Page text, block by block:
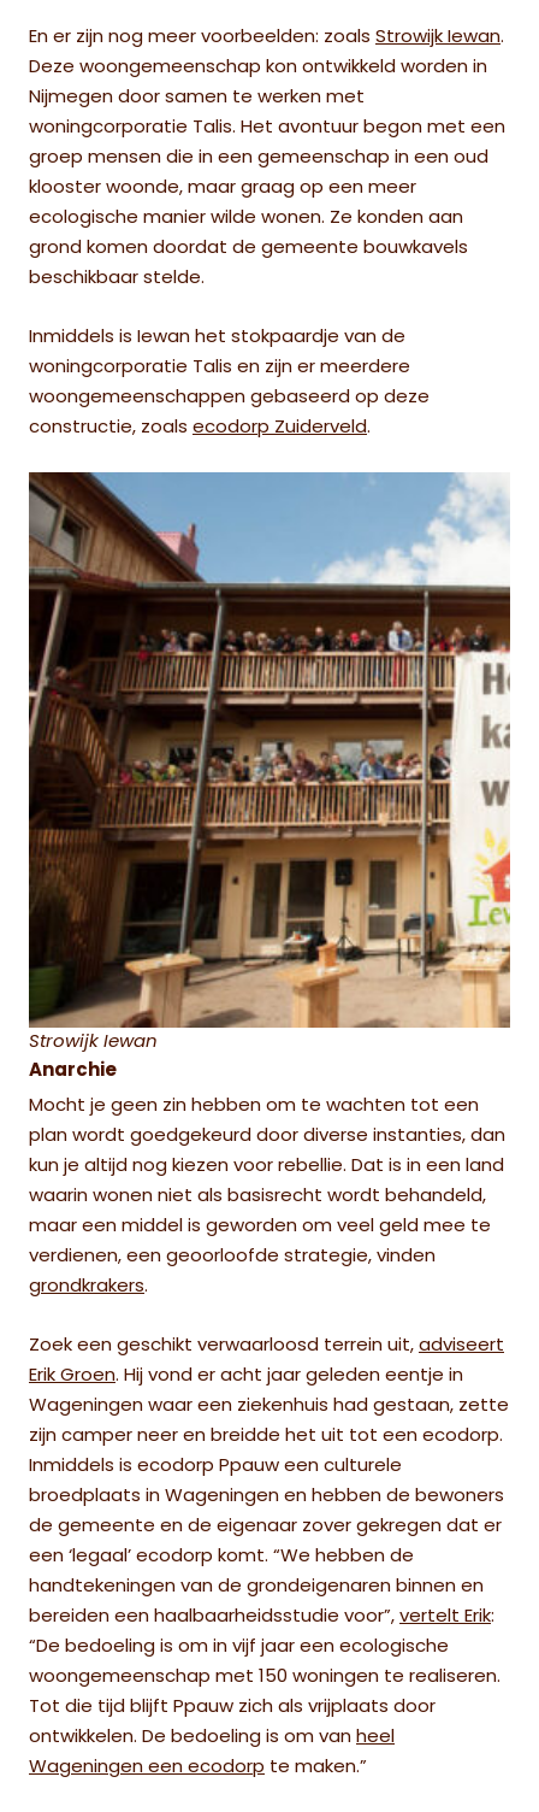
En er zijn nog meer voorbeelden: zoals Strowijk Iewan.
Deze woongemeenschap kon ontwikkeld worden in
Nijmegen door samen te werken met
woningcorporatie Talis. Het avontuur begon met een
groep mensen die in een gemeenschap in een oud
klooster woonde, maar graag op een meer
ecologische manier wilde wonen. Ze konden aan
grond komen doordat de gemeente bouwkavels
beschikbaar stelde.
Inmiddels is Iewan het stokpaardje van de
woningcorporatie Talis en zijn er meerdere
woongemeenschappen gebaseerd op deze
constructie, zoals ecodorp Zuiderveld.
Strowijk Iewan
Anarchie
Mocht je geen zin hebben om te wachten tot een
plan wordt goedgekeurd door diverse instanties, dan
kun je altijd nog kiezen voor rebellie. Dat is in een land
waarin wonen niet als basisrecht wordt behandeld,
maar een middel is geworden om veel geld mee te
verdienen, een geoorloofde strategie, vinden
grondkrakers.
Zoek een geschikt verwaarloosd terrein uit, adviseert
Erik Groen. Hij vond er acht jaar geleden eentje in
Wageningen waar een ziekenhuis had gestaan, zette
zijn camper neer en breidde het uit tot een ecodorp.
Inmiddels is ecodorp Ppauw een culturele
broedplaats in Wageningen en hebben de bewoners
de gemeente en de eigenaar zover gekregen dat er
een ‘legaal’ ecodorp komt. “We hebben de
handtekeningen van de grondeigenaren binnen en
bereiden een haalbaarheidsstudie voor”, vertelt Erik:
“De bedoeling is om in vijf jaar een ecologische
woongemeenschap met 150 woningen te realiseren.
Tot die tijd blijft Ppauw zich als vrijplaats door
ontwikkelen. De bedoeling is om van heel
Wageningen een ecodorp te maken.”